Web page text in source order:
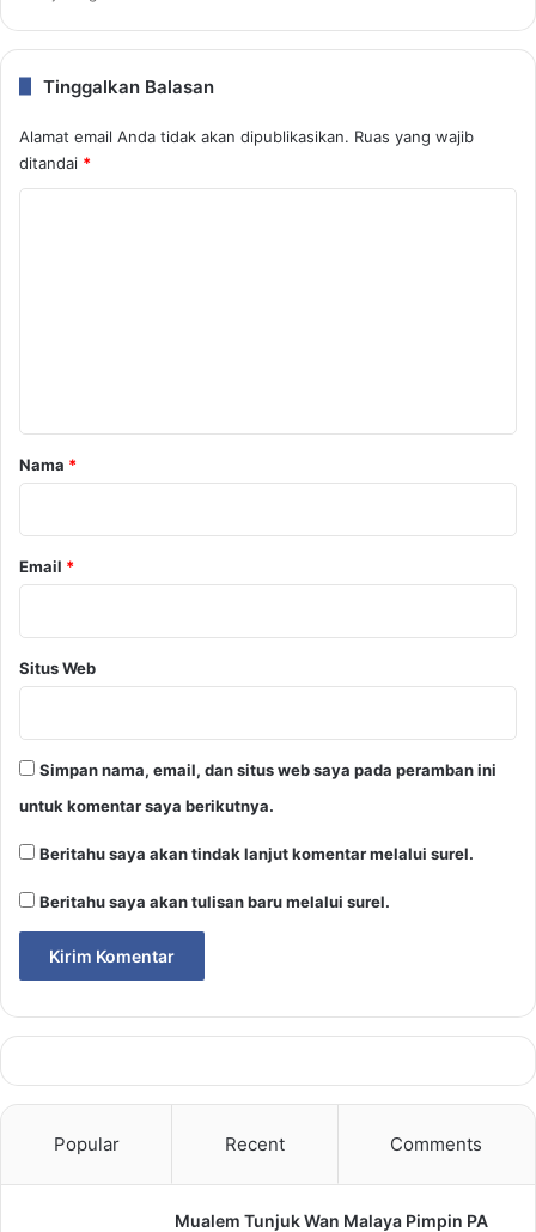
Tinggalkan Balasan
Alamat email Anda tidak akan dipublikasikan. Ruas yang wajib
ditandai *
r
*
Nama *
Email *
Situs Web
Simpan nama, email, dan situs web saya pada peramban ini
untuk komentar saya berikutnya.
Beritahu saya akan tindak lanjut komentar melalui surel.
Beritahu saya akan tulisan baru melalui surel.
Popular Recent Comments
Mualem Tunjuk Wan Malaya Pimpin PA